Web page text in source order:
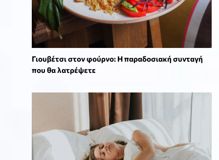
Γιουβέτσι στον φούρνο: Η παραδοσιακή συνταγή
που θα λατρέψετε